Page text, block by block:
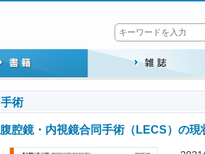
手術
腹腔鏡・内視鏡合同手術（LECS）の現